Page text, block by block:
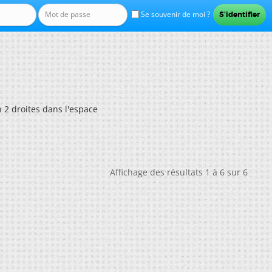
Se souvenir de moi ?
2 droites dans l'espace
Affichage des résultats 1 à 6 sur 6